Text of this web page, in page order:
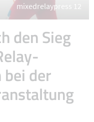
mixedrelaypress 12
den Sieg
bei der